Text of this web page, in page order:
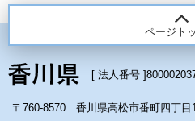
ページト
[ 法人番号 ]
〒760-8570 香川県高松市番町四丁目